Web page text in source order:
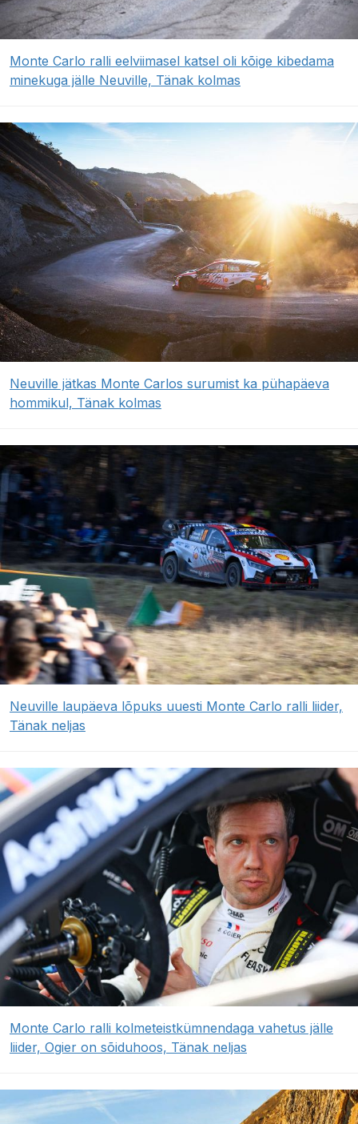
Monte Carlo ralli eelviimasel katsel oli kõige kibedama
minekuga jälle Neuville, Tänak kolmas
Neuville jätkas Monte Carlos surumist ka pühapäeva
hommikul, Tänak kolmas
Neuville laupäeva lõpuks uuesti Monte Carlo ralli liider,
Tänak neljas
Monte Carlo ralli kolmeteistkümnendaga vahetus jälle
liider, Ogier on sõiduhoos, Tänak neljas